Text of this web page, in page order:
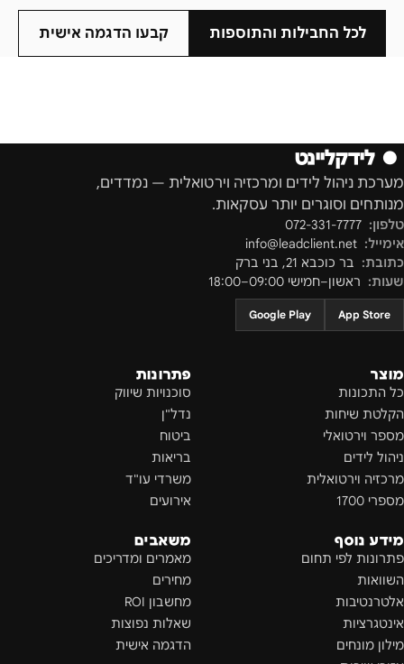
לכל החבילות והתוספות קבעו הדגמה אישית
● לידקליינט
מערכת ניהול לידים ומרכזיה וירטואלית — נמדדים,
מנותחים וסוגרים יותר עסקאות.
טלפון: 072-331-7777
אימייל: info@leadclient.net
כתובת: בר כוכבא 21 , בני ברק
שעות: ראשון–חמישי 09:00–18:00
App Store
Google Play
מוצר
כל התכונות
הקלטת שיחות
מספר וירטואלי
ניהול לידים
מרכזיה וירטואלית
מספרי 1700
פתרונות
סוכנויות שיווק
נדל"ן
ביטוח
בריאות
משרדי עו"ד
אירועים
מידע נוסף
פתרונות לפי תחום
השוואות
אלטרנטיבות
אינטגרציות
מילון מונחים
משאבים
מאמרים ומדריכים
מחירים
מחשבון ROI
שאלות נפוצות
הדגמה אישית